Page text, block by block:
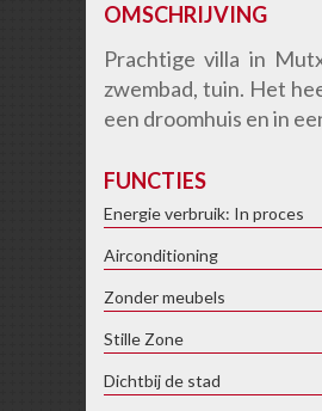
OMSCHRIJVING
Prachtige villa in
zwembad, tuin. Het
een droomhuis en in
FUNCTIES
Energie verbruik: In proces
Airconditioning
Zonder meubels
Stille Zone
Dichtbij de stad